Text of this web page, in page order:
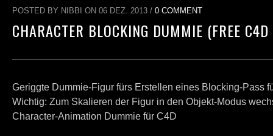
POSTED BY NIBBI ON 06 DEZ. 2013 / 0 COMMENT
CHARACTER BLOCKING DUMMIE (FREE C4D
Geriggte Dummie-Figur fürs Erstellen eines Blocking-Pass
Wichtig: Zum Skalieren der Figur in den Objekt-Modus
Character-Animation Dummie für C4D